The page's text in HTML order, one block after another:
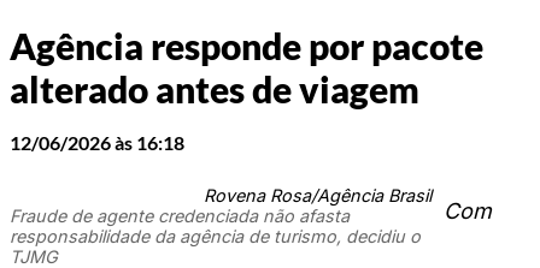
Agência responde por pacote
alterado antes de viagem
12/06/2026 às 16:18
Rovena Rosa/Agência Brasil
Fraude de agente credenciada não afasta
responsabilidade da agência de turismo, decidiu o
TJMG
Com